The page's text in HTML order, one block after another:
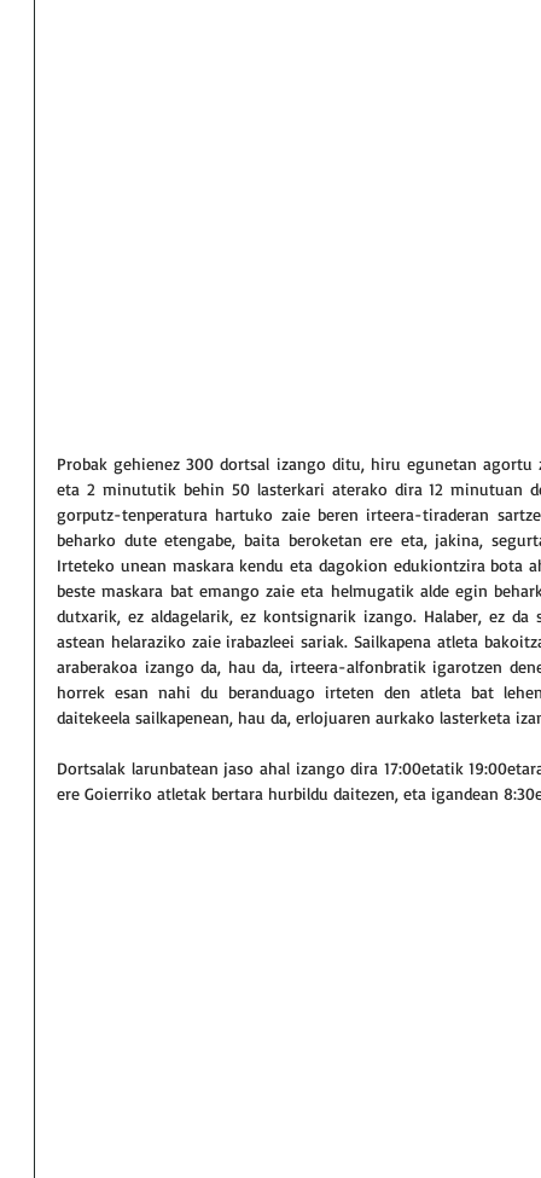
Probak gehienez 300 dortsal izango ditu, hiru egunetan agortu
eta 2 minututik behin 50 lasterkari aterako dira 12 minutuan
gorputz-tenperatura hartuko zaie beren irteera-tiraderan
beharko dute etengabe, baita beroketan ere eta, jakina,
Irteteko unean maskara kendu eta dagokion edukiontzira bota
beste maskara bat emango zaie eta helmugatik alde egin
dutxarik, ez aldagelarik, ez kontsignarik izango. Halaber, ez
astean helaraziko zaie irabazleei sariak. Sailkapena atleta
araberakoa izango da, hau da, irteera-alfonbratik igarotzen
horrek esan nahi du beranduago irteten den atleta bat
daitekeela sailkapenean, hau da, erlojuaren aurkako lasterketa
Dortsalak larunbatean jaso ahal izango dira 17:00etatik
ere Goierriko atletak bertara hurbildu daitezen, eta igandean